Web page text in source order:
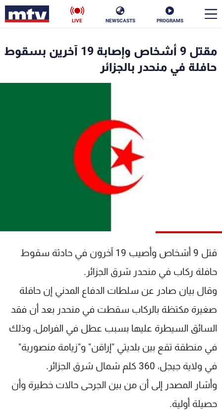
PROGRAMS
NEWSCASTS
LIVE
مقتل 9 أشخاص وإصابة 19 آخرين بسقوط
حافلة في منحدر بالجزائر
قتل 9 أشخاص وأصيب 19 آخرون في حادثة سقوط
حافلة ركاب في منحدر شرق الجزائر.
وقال بيان صادر عن سلطات الدفاع المدني إن حافلة
صغيرة مكتظة بالركاب سقطت في منحدر بعد أن فقد
السائق السيطرة عليها بسبب عطل في الفرامل، وذلك
في منطقة تقع بين بلديتي "إراقن" و"زيامة منصورية"
في ولاية جيجل، 360 كلم شمال شرق الجزائر.
وأشار المصدر إلى أن من بين الجرحى حالات خطيرة وأن
حصيلة أولية.
الأخبار
رياضة
شاهد البرامج
الترددات
الإنـتـاج
وظائف
تواصل معنا
شروط الإسـتخدام
سياسة الخصوصية